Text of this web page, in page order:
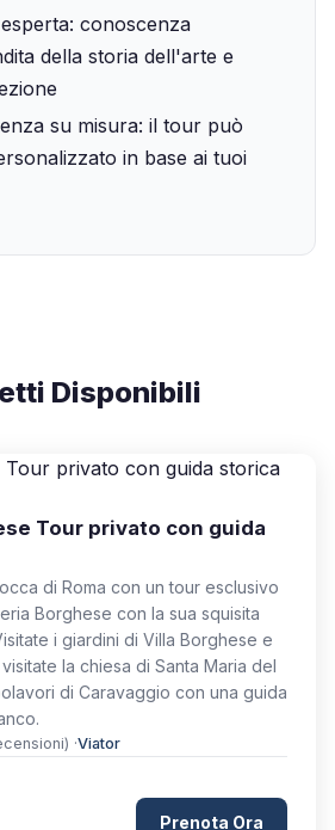
conoscenza
della storia dell'arte e
su misura: il tour può
in base ai tuoi
Disponibili
Tour privato con guida
di Roma con un tour esclusivo
Borghese con la sua squisita
i giardini di Villa Borghese e
la chiesa di Santa Maria del
di Caravaggio con una guida
·Viator
Prenota Ora